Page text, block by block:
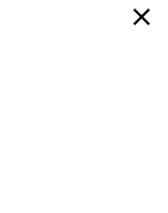
clear